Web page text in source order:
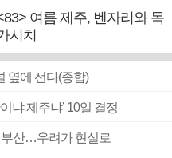
여름 제주, 벤자리와 독
시치
옆에 선다(종합)
냐 제주냐’ 10일 결정
부산…우려가 현실로